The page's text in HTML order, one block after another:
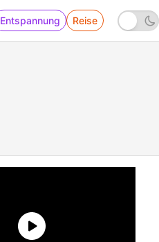
Entspannung Reise